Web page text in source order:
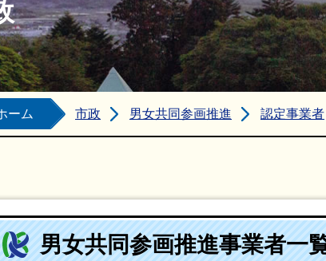
ーム 市政 男女共同参画推進 認定事業者
男女共同参画推進事業者一